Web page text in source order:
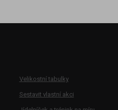
Velikostní tabulky
Sestavit vlastní akci